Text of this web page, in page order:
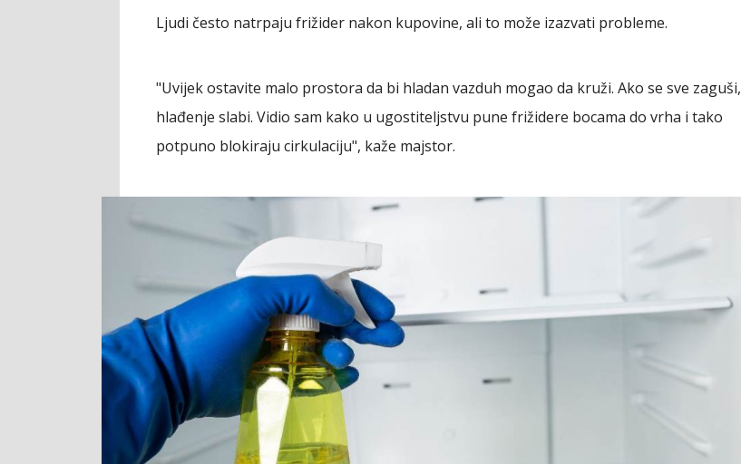
Ljudi često natrpaju frižider nakon kupovine, ali to može izazvati probleme.
"Uvijek ostavite malo prostora da bi hladan vazduh mogao da kruži. Ako se sve zaguši,
hlađenje slabi. Vidio sam kako u ugostiteljstvu pune frižidere bocama do vrha i tako
potpuno blokiraju cirkulaciju", kaže majstor.